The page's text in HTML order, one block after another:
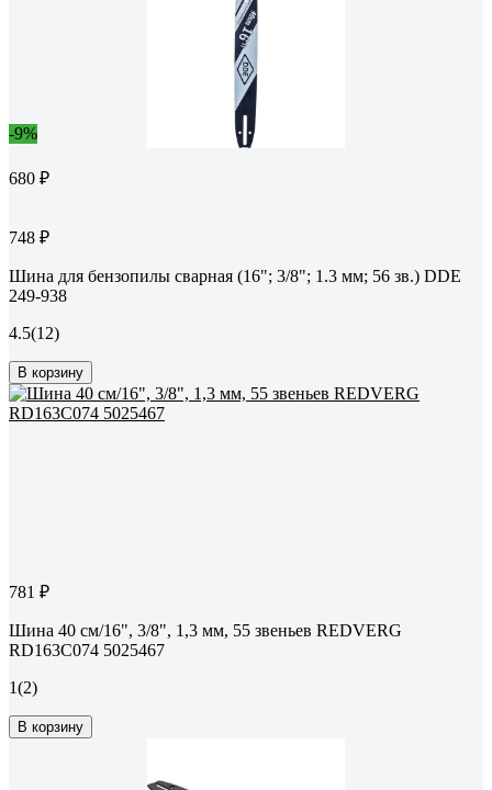
-9%
680 ₽
748 ₽
Шина для бензопилы сварная (16"; 3/8"; 1.3 мм; 56 зв.) DDE
249-938
4.5(12)
В корзину
781 ₽
Шина 40 см/16", 3/8", 1,3 мм, 55 звеньев REDVERG
RD163C074 5025467
1(2)
В корзину